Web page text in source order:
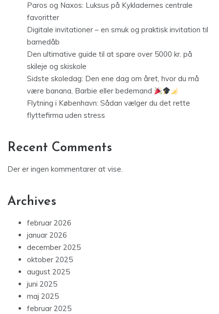
Paros og Naxos: Luksus på Kykladernes centrale
favoritter
Digitale invitationer – en smuk og praktisk invitation til
barnedåb
Den ultimative guide til at spare over 5000 kr. på
skileje og skiskole
Sidste skoledag: Den ene dag om året, hvor du må
være banana, Barbie eller bedemand
Flytning i København: Sådan vælger du det rette
flyttefirma uden stress
Recent Comments
Der er ingen kommentarer at vise.
Archives
februar 2026
januar 2026
december 2025
oktober 2025
august 2025
juni 2025
maj 2025
februar 2025